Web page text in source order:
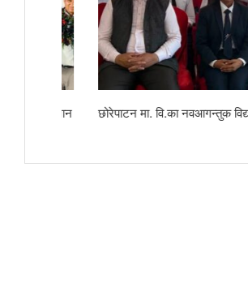
छोरेपाटन मा. वि.का नवआगन्तुक विद्यार्थीलाई